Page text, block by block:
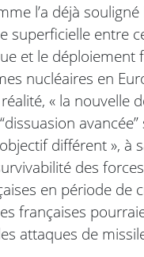
l’a déjà
superficielle entre
et le déploiement
nucléaires en
« la nouvelle
différent », à
des
en période de
françaises
attaques de